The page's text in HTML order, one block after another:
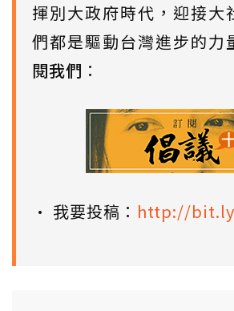
揮別大政府時代，迎接大
們都是驅動台灣進步的力
閱我們 ：
• 我要投稿： http://